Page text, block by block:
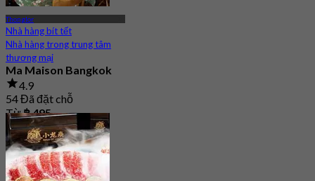
Thonglor
Nhà hàng bít tết
Nhà hàng trong trung tâm
thương mại
Ma Maison Bangkok
4.9
54 Đã đặt chỗ
Từ฿ 495